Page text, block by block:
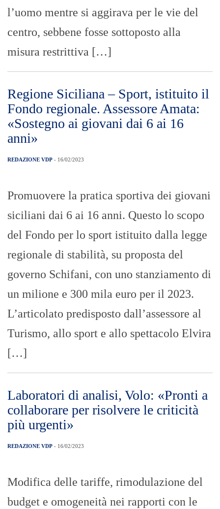
l’uomo mentre si aggirava per le vie del
centro, sebbene fosse sottoposto alla
misura restrittiva […]
Regione Siciliana – Sport, istituito il
Fondo regionale. Assessore Amata:
«Sostegno ai giovani dai 6 ai 16
anni»
REDAZIONE VDP - 16/02/2023
Promuovere la pratica sportiva dei giovani
siciliani dai 6 ai 16 anni. Questo lo scopo
del Fondo per lo sport istituito dalla legge
regionale di stabilità, su proposta del
governo Schifani, con uno stanziamento di
un milione e 300 mila euro per il 2023.
L’articolato predisposto dall’assessore al
Turismo, allo sport e allo spettacolo Elvira
[…]
Laboratori di analisi, Volo: «Pronti a
collaborare per risolvere le criticità
più urgenti»
REDAZIONE VDP - 16/02/2023
Modifica delle tariffe, rimodulazione del
budget e omogeneità nei rapporti con le